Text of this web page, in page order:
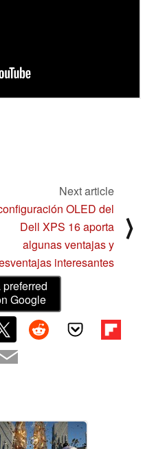
Next article
OLED del
Dell XPS 16 aporta
algunas ventajas y
interesantes
⟩
Google